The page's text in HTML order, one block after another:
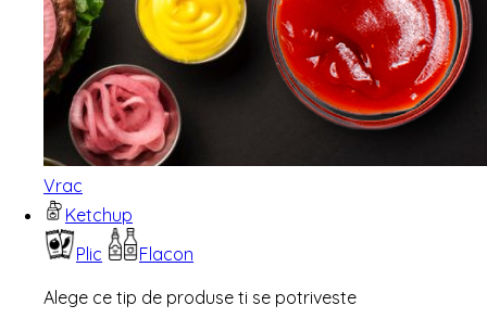
Vrac
Ketchup
Plic
Flacon
Alege ce tip de produse ti se potriveste